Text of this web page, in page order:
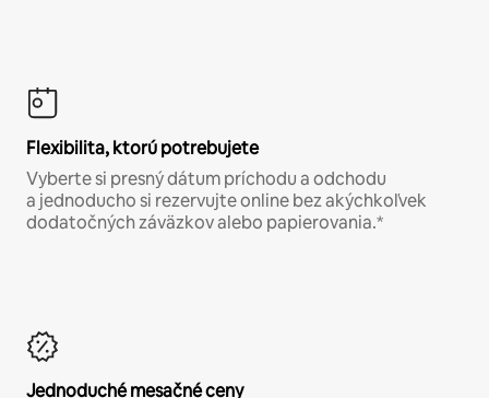
Flexibilita, ktorú potrebujete
Vyberte si presný dátum príchodu a odchodu
a jednoducho si rezervujte online bez akýchkoľvek
dodatočných záväzkov alebo papierovania.*
Jednoduché mesačné ceny